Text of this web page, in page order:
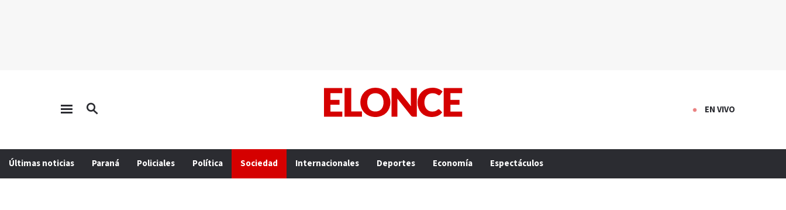
EN VIVO
Últimas noticias Paraná Policiales Política Sociedad Internacionales Deportes Economía Espectáculos